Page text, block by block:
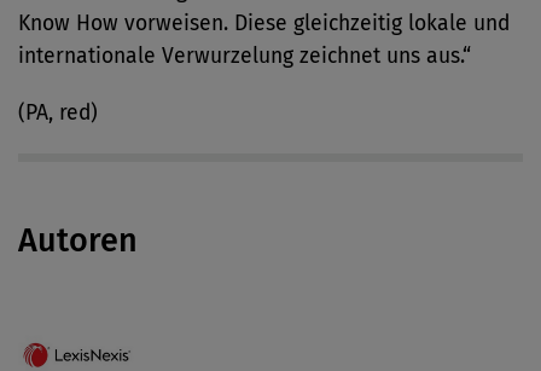
Know How vorweisen. Diese gleichzeitig lokale und
internationale Verwurzelung zeichnet uns aus.“
(PA, red)
Autoren